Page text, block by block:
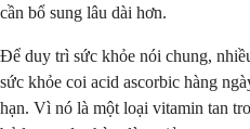
cần bổ sung lâu dài hơn.
Để duy trì sức khỏe nói chung,
sức khỏe coi acid ascorbic hàng
hạn. Vì nó là một loại vitamin tan